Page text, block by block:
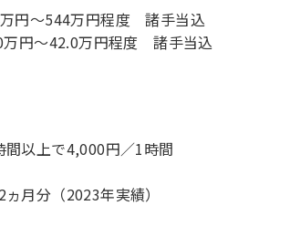
万円〜544万円程度 諸手当込
万円〜42.0万円程度 諸手当込
以上で4,000円／1時間
月分（2023年実績）